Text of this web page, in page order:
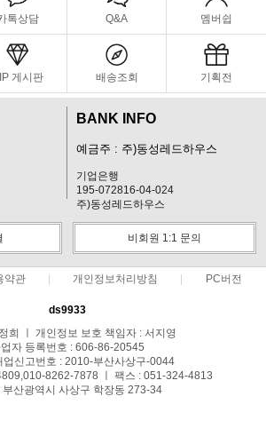
톡상담 Q&A 멤버쉽
게시판 배송조회 기획전
BANK INFO
예금주 : 주)동성레드하우스
기업은행
195-072816-04-024
주)동성레드하우스
비회원 1:1 문의
약관 개인정보처리방침 PC버전
ds9933
희 ㅣ 개인정보 보호 책임자 : 서지영
자 등록번호 : 606-86-20545
업신고번호 : 2010-부산사상구-0044
8262-7878 ㅣ 팩스 : 051-324-4813
부산광역시 사상구 학장동 273-34